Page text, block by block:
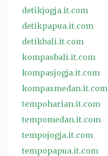
detikjogja.it.com
detikpapua.it.com
detikbali.it.com
kompasbali.it.com
kompasjogja.it.com
kompasmedan.it.com
tempoharian.it.com
tempomedan.it.com
tempojogja.it.com
tempopapua.it.com